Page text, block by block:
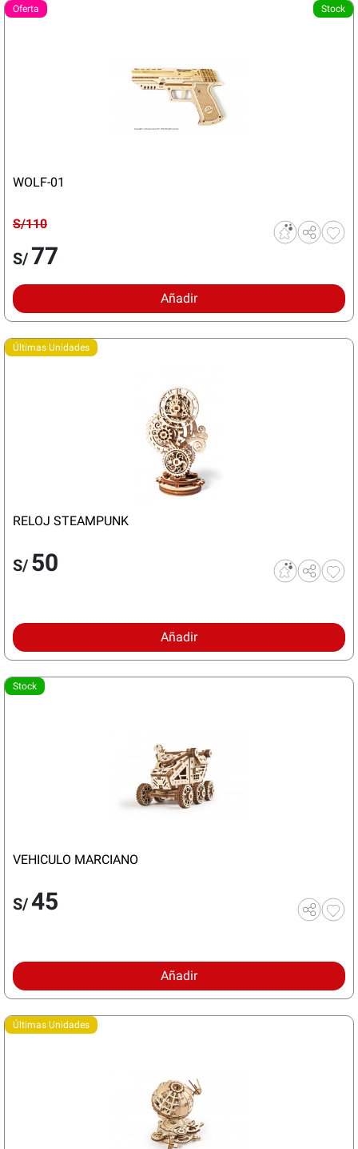
Oferta Stock
WOLF-01
S/110
S/77
Añadir
Últimas Unidades
RELOJ STEAMPUNK
S/ 50
Añadir
Stock
VEHICULO MARCIANO
S/45
Añadir
Últimas Unidades